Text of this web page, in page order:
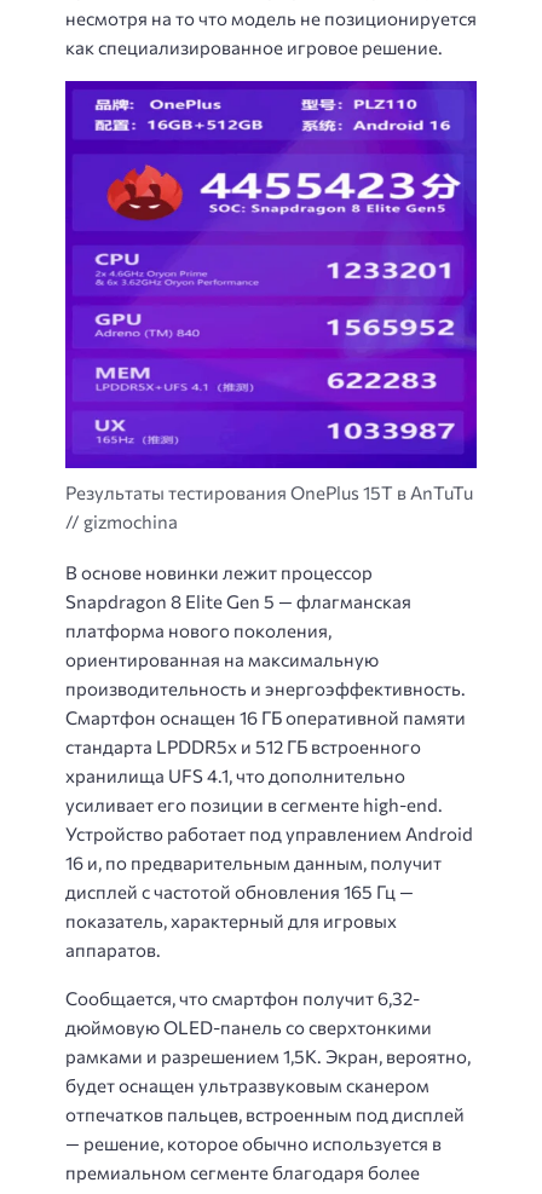
несмотря на то что модель не позиционируется
как специализированное игровое решение.
Результаты тестирования OnePlus 15T в AnTuTu
// gizmochina
В основе новинки лежит процессор
Snapdragon 8 Elite Gen 5 — флагманская
платформа нового поколения,
ориентированная на максимальную
производительность и энергоэффективность.
Смартфон оснащен 16 ГБ оперативной памяти
стандарта LPDDR5x и 512 ГБ встроенного
хранилища UFS 4.1, что дополнительно
усиливает его позиции в сегменте high-end.
Устройство работает под управлением Android
16 и, по предварительным данным, получит
дисплей с частотой обновления 165 Гц —
показатель, характерный для игровых
аппаратов.
Сообщается, что смартфон получит 6,32-
дюймовую OLED-панель со сверхтонкими
рамками и разрешением 1,5K. Экран, вероятно,
будет оснащен ультразвуковым сканером
отпечатков пальцев, встроенным под дисплей
— решение, которое обычно используется в
премиальном сегменте благодаря более